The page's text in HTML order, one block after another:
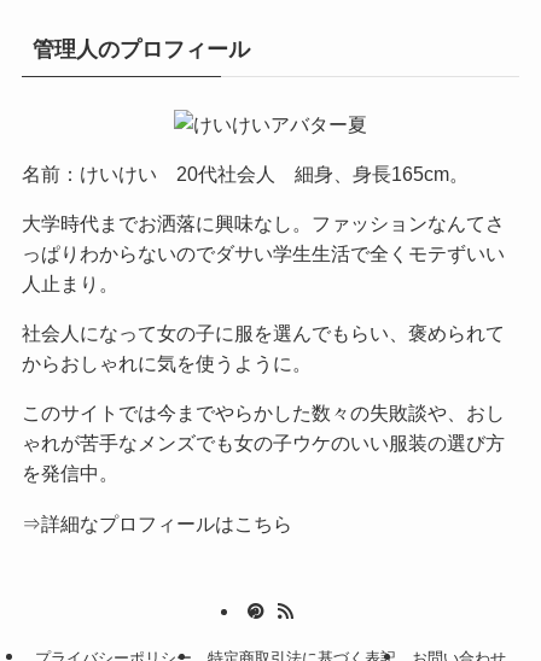
管理人のプロフィール
名前：けいけい 20代社会人 細身、身長165cm。
大学時代までお洒落に興味なし。ファッションなんてさ
っぱりわからないのでダサい学生生活で全くモテずいい
人止まり。
社会人になって女の子に服を選んでもらい、褒められて
からおしゃれに気を使うように。
このサイトでは今までやらかした数々の失敗談や、おし
ゃれが苦手なメンズでも女の子ウケのいい服装の選び方
を発信中。
⇒詳細なプロフィールはこちら